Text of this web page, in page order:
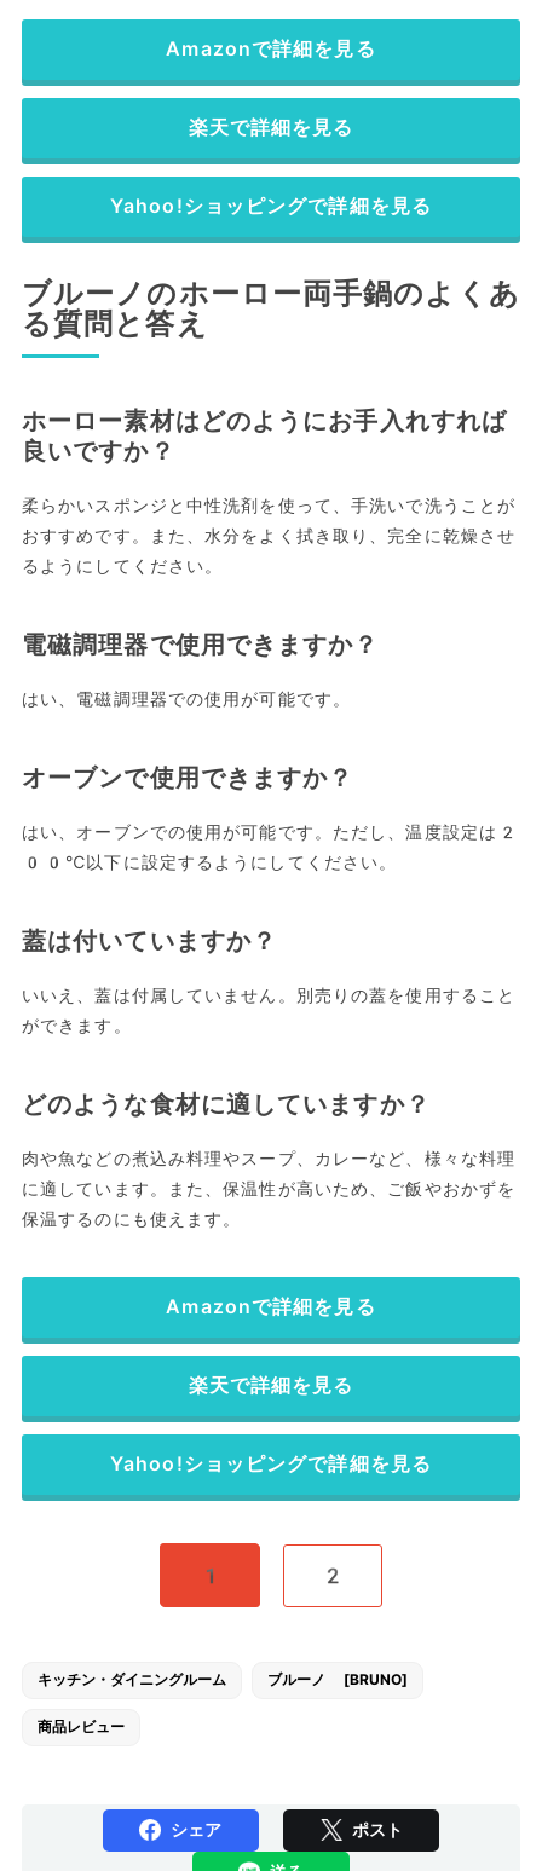
Amazonで詳細を見る
楽天で詳細を見る
Yahoo!ショッピングで詳細を見る
ブルーノのホーロー両手鍋のよくあ
る質問と答え
ホーロー素材はどのようにお手入れすれば
良いですか？
柔らかいスポンジと中性洗剤を使って、手洗いで洗うことが
おすすめです。また、水分をよく拭き取り、完全に乾燥させ
るようにしてください。
電磁調理器で使用できますか？
はい、電磁調理器での使用が可能です。
オーブンで使用できますか？
はい、オーブンでの使用が可能です。ただし、温度設定は2
00℃以下に設定するようにしてください。
蓋は付いていますか？
いいえ、蓋は付属していません。別売りの蓋を使用すること
ができます。
どのような食材に適していますか？
肉や魚などの煮込み料理やスープ、カレーなど、様々な料理
に適しています。また、保温性が高いため、ご飯やおかずを
保温するのにも使えます。
Amazonで詳細を見る
楽天で詳細を見る
Yahoo!ショッピングで詳細を見る
1 2
キッチン・ダイニングルーム ブルーノ [BRUNO]
商品レビュー
シェア ポスト